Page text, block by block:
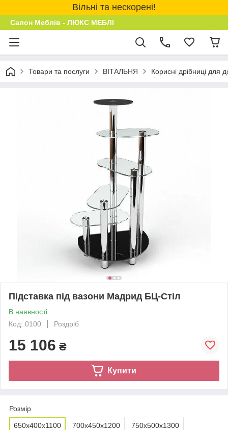
Вільні та нескорені!
Салон Меблів - ЛЮКС МЕБЛІ
Товари та послуги ВІТАЛЬНЯ Корисні дрібниці для
Підставка під вазони Мадрид БЦ-Стіл
В наявності
Код: 0100
Роздріб
15 106 ₴
Купити
Розмір
650х400х1100 700х450х1200 750х500х1300